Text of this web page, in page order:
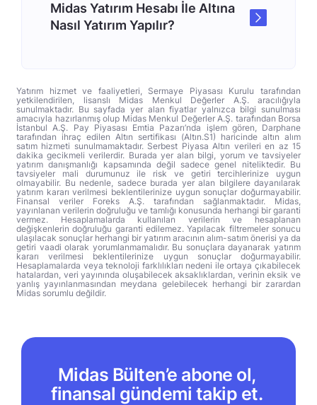
Midas Yatırım Hesabı İle Altına
Nasıl Yatırım Yapılır?
Yatırım hizmet ve faaliyetleri, Sermaye Piyasası Kurulu tarafından
yetkilendirilen, lisanslı Midas Menkul Değerler A.Ş. aracılığıyla
sunulmaktadır. Bu sayfada yer alan fiyatlar yalnızca bilgi sunulması
amacıyla hazırlanmış olup Midas Menkul Değerler A.Ş. tarafından Borsa
İstanbul A.Ş. Pay Piyasası Emtia Pazarı’nda işlem gören, Darphane
tarafından ihraç edilen Altın sertifikası (Altın.S1) haricinde altın alım
satım hizmeti sunulmamaktadır. Serbest Piyasa Altın verileri en az 15
dakika gecikmeli verilerdir. Burada yer alan bilgi, yorum ve tavsiyeler
yatırım danışmanlığı kapsamında değil sadece genel niteliktedir. Bu
tavsiyeler mali durumunuz ile risk ve getiri tercihlerinize uygun
olmayabilir. Bu nedenle, sadece burada yer alan bilgilere dayanılarak
yatırım kararı verilmesi beklentilerinize uygun sonuçlar doğurmayabilir.
Finansal veriler Foreks A.Ş. tarafından sağlanmaktadır. Midas,
yayınlanan verilerin doğruluğu ve tamlığı konusunda herhangi bir garanti
vermez. Hesaplamalarda kullanılan verilerin ve hesaplanan
değişkenlerin doğruluğu garanti edilemez. Yapılacak filtremeler sonucu
ulaşılacak sonuçlar herhangi bir yatırım aracının alım-satım önerisi ya da
getiri vaadi olarak yorumlanmamalıdır. Bu sonuçlara dayanarak yatırım
kararı verilmesi beklentilerinize uygun sonuçlar doğurmayabilir.
Hesaplamalarda veya teknoloji farklılıkları nedeni ile ortaya çıkabilecek
hatalardan, veri yayınında oluşabilecek aksaklıklardan, verinin eksik ve
yanlış yayınlanmasından meydana gelebilecek herhangi bir zarardan
Midas sorumlu değildir.
Midas Bülten’e abone ol,
finansal gündemi takip et.